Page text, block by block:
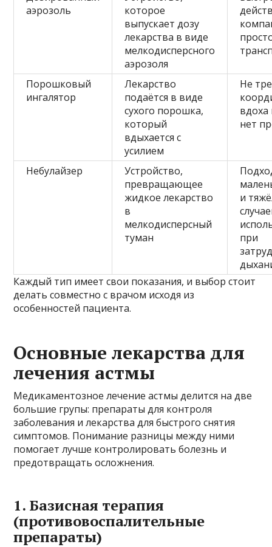
аэрозоль
которое
выпускает дозу
лекарства в виде
мелкодисперсного
аэрозоля
Порошковый
ингалятор
Лекарство
подаётся в виде
сухого порошка,
который
вдыхается с
усилием
Не
вдоха
нет
Небулайзер
Устройство,
превращающее
жидкое лекарство
в
мелкодисперсный
туман
и
при
Каждый тип имеет свои показания, и выбор стоит
делать совместно с врачом исходя из
особенностей пациента.
Основные лекарства для
лечения астмы
Медикаментозное лечение астмы делится на две
большие групы: препараты для контроля
заболевания и лекарства для быстрого снятия
симптомов. Понимание разницы между ними
помогает лучше контролировать болезнь и
предотвращать осложнения.
1. Базисная терапия
(противовоспалительные
препараты)